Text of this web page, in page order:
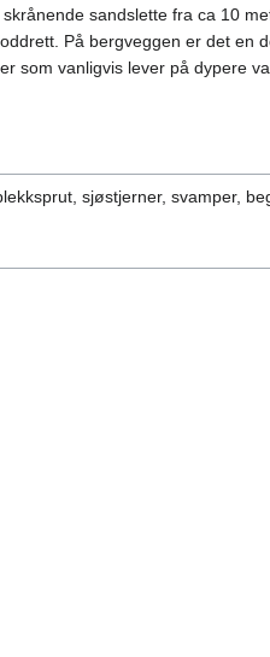
sandslette fra ca 10
På bergveggen er det en
som vanligvis lever på dypere
sjøstjerner, svamper,